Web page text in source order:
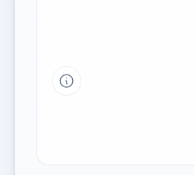
Tipp a grafikon